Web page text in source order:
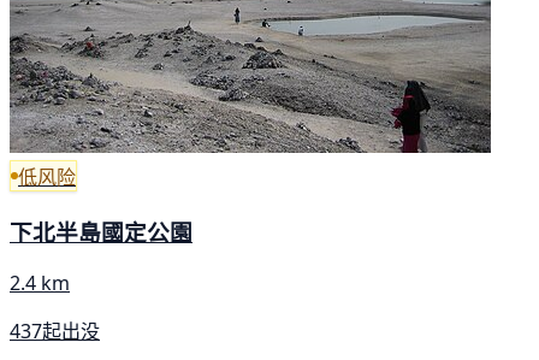
低风险
下北半島國定公園
2.4 km
437起出没